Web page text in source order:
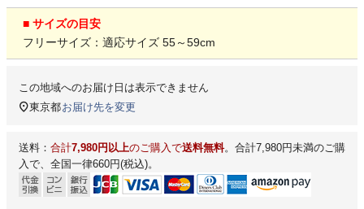
■ サイズの目安
フリーサイズ：適応サイズ 55～59cm
この地域へのお届け日は表示できません
東京都お届け先を変更
送料： 合計7,980円以上のご購入で送料無料。合計7,980円未満のご購
入で、全国一律660円(税込)。